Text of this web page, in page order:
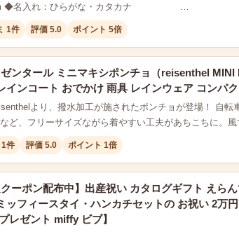
◆名入れ：ひらがな・カタカナ …
1件 評価 5.0 ポイント 5倍
ゼンタール ミニマキシポンチョ（reisenthel
インコート おでかけ 雨具 レインウェア コンパ
より、撥水加工が施されたポンチョが登場！ 自
ど、フリーサイズながら着やすい工夫があちこちに。
1件 評価 5.0 ポイント 1倍
クーポン配布中】出産祝い カタログギフト えら
ッフィースタイ・ハンカチセットの お祝い 2万
レゼント miffy ビブ】